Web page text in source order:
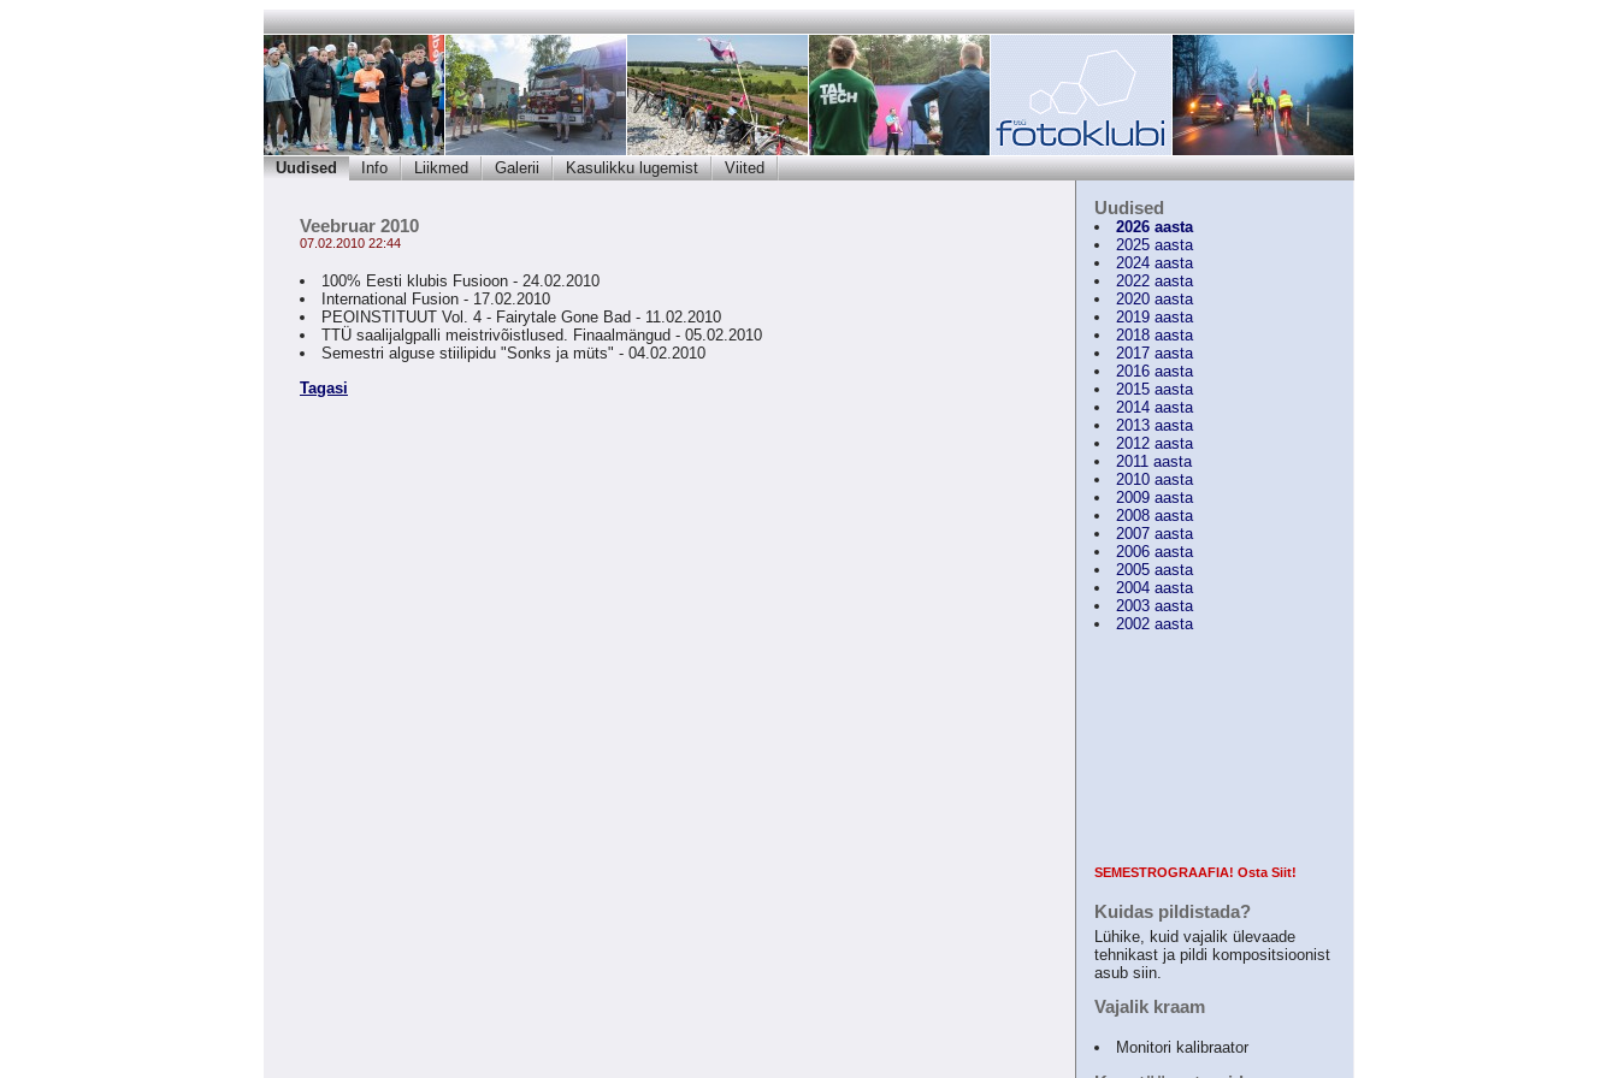
Uudised Info Liikmed Galerii Kasulikku lugemist Viited
Veebruar 2010
07.02.2010 22:44
100% Eesti klubis Fusioon - 24.02.2010
International Fusion - 17.02.2010
PEOINSTITUUT Vol. 4 - Fairytale Gone Bad - 11.02.2010
TTÜ saalijalgpalli meistrivõistlused. Finaalmängud - 05.02.2010
Semestri alguse stiilipidu "Sonks ja müts" - 04.02.2010
Tagasi
Uudised
2026 aasta
2025 aasta
2024 aasta
2022 aasta
2020 aasta
2019 aasta
2018 aasta
2017 aasta
2016 aasta
2015 aasta
2014 aasta
2013 aasta
2012 aasta
2011 aasta
2010 aasta
2009 aasta
2008 aasta
2007 aasta
2006 aasta
2005 aasta
2004 aasta
2003 aasta
2002 aasta
SEMESTROGRAAFIA! Osta Siit!
Kuidas pildistada?
Lühike, kuid vajalik ülevaade
tehnikast ja pildi kompositsioonist
asub siin.
Vajalik kraam
Monitori kalibraator